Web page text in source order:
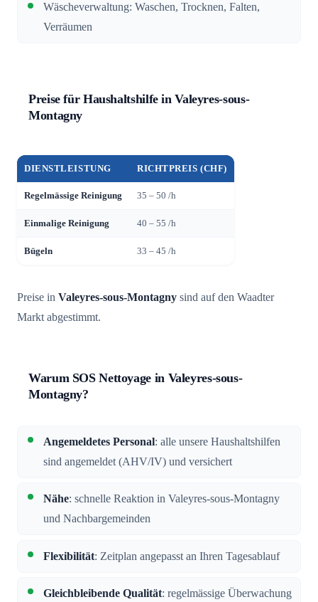
Wäscheverwaltung: Waschen, Trocknen, Falten,
Verräumen
Preise für Haushaltshilfe in Valeyres-sous-
Montagny
DIENSTLEISTUNG RICHTPREIS (CHF)
Regelmässige Reinigung 35 – 50 /h
Einmalige Reinigung 40 – 55 /h
Bügeln 33 – 45 /h
Preise in Valeyres-sous-Montagny sind auf den Waadter
Markt abgestimmt.
Warum SOS Nettoyage in Valeyres-sous-
Montagny?
Angemeldetes Personal: alle unsere Haushaltshilfen
sind angemeldet (AHV/IV) und versichert
Nähe: schnelle Reaktion in Valeyres-sous-Montagny
und Nachbargemeinden
Flexibilität: Zeitplan angepasst an Ihren Tagesablauf
Gleichbleibende Qualität: regelmässige Überwachung